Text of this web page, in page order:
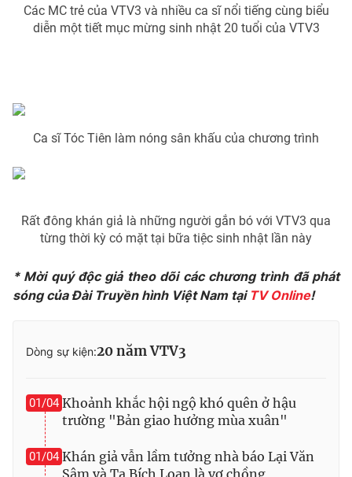
VTV4 Vươn mình bằng AI
Liên hệ tòa soạn
Theo dõi báo trên
Thời báo VTV
Tổng Biên tập:Vũ Thanh Thủy
Phó Tổng Biên tập:
Nguyễn Thị Mỹ Hạnh, Phạm Quốc Thắng,
Nguyễn Trọng Ninh
Tổng đài VTV:024.38 355 931 - 024.38 355 932
Các MC trẻ của VTV3 và nhiều ca sĩ nổi tiếng cùng biểu
diễn một tiết mục mừng sinh nhật 20 tuổi của VTV3
Ca sĩ Tóc Tiên làm nóng sân khấu của chương trình
Rất đông khán giả là những người gắn bó với VTV3 qua
từng thời kỳ có mặt tại bữa tiệc sinh nhật lần này
* Mời quý độc giả theo dõi các chương trình đã phát
sóng của Đài Truyền hình Việt Nam tại TV Online!
Dòng sự kiện:20 năm VTV3
01/04 Khoảnh khắc hội ngộ khó quên ở hậu
trường "Bản giao hưởng mùa xuân"
01/04 Khán giả vẫn lầm tưởng nhà báo Lại Văn
Sâm và Tạ Bích Loan là vợ chồng